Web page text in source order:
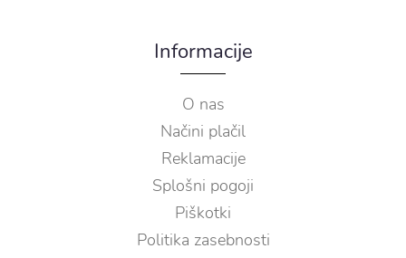
Informacije
O nas
Načini plačil
Reklamacije
Splošni pogoji
Piškotki
Politika zasebnosti